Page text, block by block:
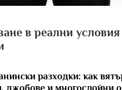
в реални
разходки: как
джобове и многослойни